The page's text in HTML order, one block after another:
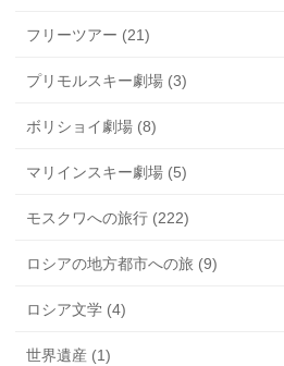
フリーツアー (21)
プリモルスキー劇場 (3)
ボリショイ劇場 (8)
マリインスキー劇場 (5)
モスクワへの旅行 (222)
ロシアの地方都市への旅 (9)
ロシア文学 (4)
世界遺産 (1)